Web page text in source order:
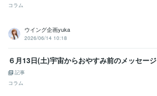
コラム
ウイング企画yuka
2026/06/14 10:18
６月13日(土)宇宙からおやすみ前のメッセージ
記事
コラム